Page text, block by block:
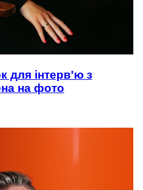
для інтерв'ю з
на фото